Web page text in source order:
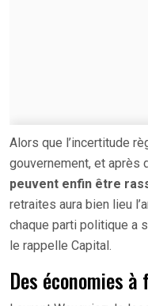
Alors que l’incertitude
gouvernement, et après
peuvent enfin être
retraites aura bien lieu
chaque parti politique a
le rappelle Capital.
Des économies à